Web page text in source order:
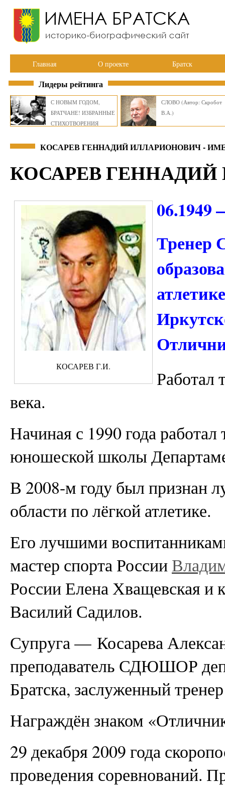
Главная О проекте Братск
Лидеры рейтинга
С НОВЫМ ГОДОМ,
БРАТЧАНЕ! ИЗБРАННЫЕ
СТИХОТВОРЕНИЯ
СЛОВО (Автор: Скробот
В.А.)
КОСАРЕВ ГЕННАДИЙ ИЛЛАРИОНОВИЧ -
КОСАРЕВ
КОСАРЕВ Г.И.
06.1949
Тренер
Работал
века.
Начиная с 1990 года
юношеской школы
В 2008-м году был признан
области по лёгкой атлетике.
Его лучшими
мастер спорта России
России Елена Хващевская и
Василий Садилов.
Супруга — Косарева
преподаватель СДЮШОР
Братска, заслуженный
Награждён знаком
29 декабря 2009 года
проведения соревнований.